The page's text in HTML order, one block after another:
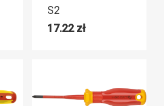
S2
17.22zł